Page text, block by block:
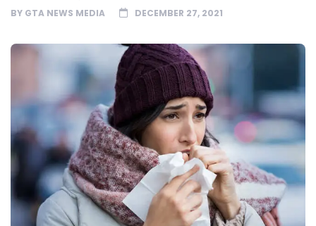
BY GTA NEWS MEDIA DECEMBER 27, 2021